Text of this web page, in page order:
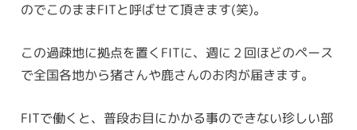
のでこのままFITと呼ばせて頂きます(笑)。
この過疎地に拠点を置くFITに、週に２回ほどのペース
で全国各地から猪さんや鹿さんのお肉が届きます。
FITで働くと、普段お目にかかる事のできない珍しい部